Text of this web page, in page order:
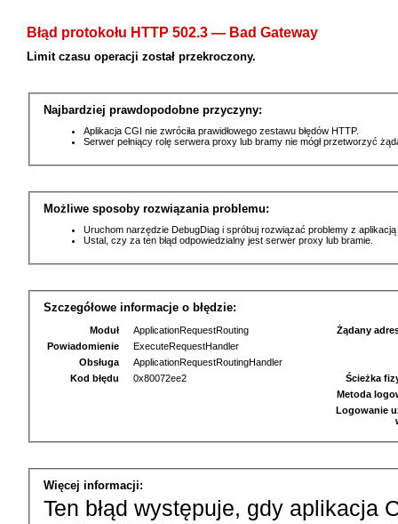
Błąd protokołu HTTP 502.3 — Bad Gateway
Limit czasu operacji został przekroczony.
Najbardziej prawdopodobne przyczyny:
Aplikacja CGI nie zwróciła prawidłowego zestawu błędów HTTP.
Serwer pełniący rolę serwera proxy lub bramy nie mógł przetworzyć
Możliwe sposoby rozwiązania problemu:
Uruchom narzędzie DebugDiag i spróbuj rozwiązać problemy z
Ustal, czy za ten błąd odpowiedzialny jest serwer proxy lub bramie.
Szczegółowe informacje o błędzie:
Moduł
ApplicationRequestRouting
Powiadomienie
ExecuteRequestHandler
Obsługa
ApplicationRequestRoutingHandler
Kod błędu
0x80072ee2
Żądany
Ścieżka
Metoda
Logowanie
Więcej informacji:
Ten błąd występuje, gdy aplikacja